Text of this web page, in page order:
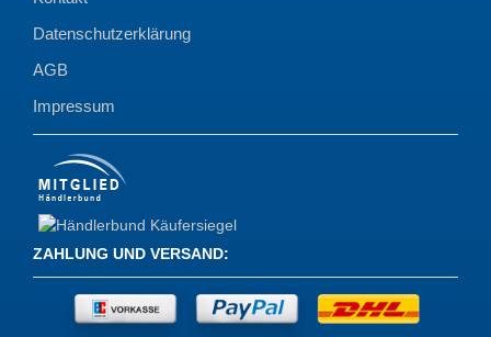
Datenschutzerklärung
AGB
Impressum
ZAHLUNG UND VERSAND: